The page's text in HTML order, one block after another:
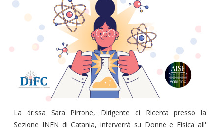
La dr.ssa Sara Pirrone, Dirigente di Ricerca presso la
Sezione INFN di Catania, interverrà su Donne e Fisica all'